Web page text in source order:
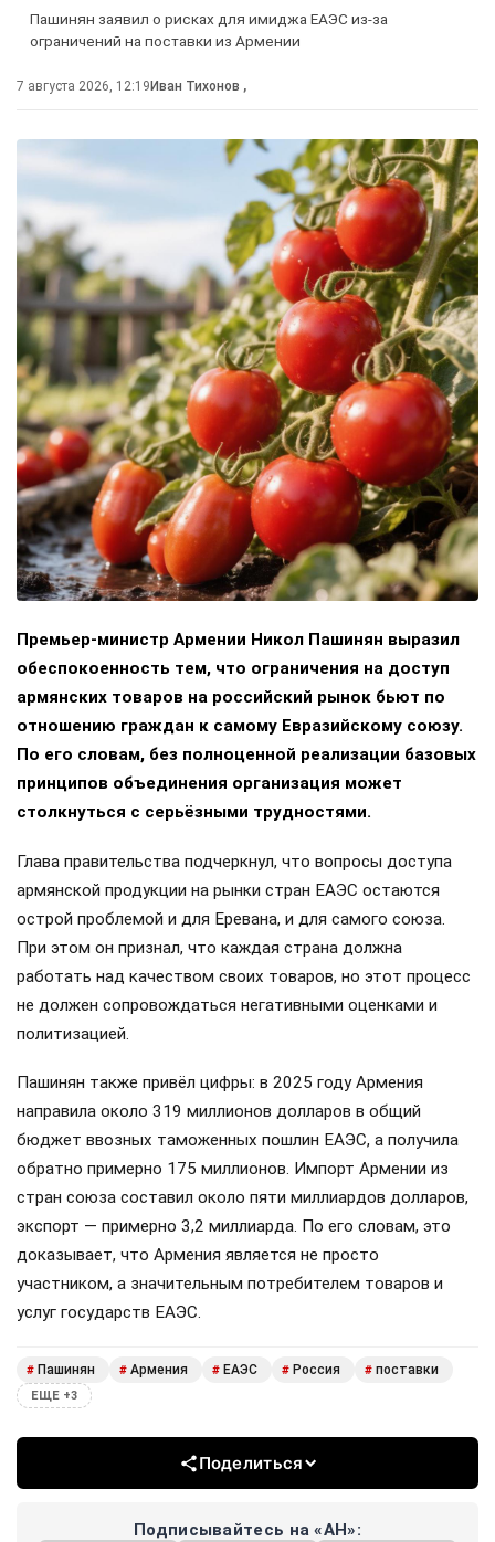
Пашинян заявил о рисках для имиджа ЕАЭС из-за
ограничений на поставки из Армении
7 августа 2026, 12:19 Иван Тихонов ,
Премьер-министр Армении Никол Пашинян выразил
обеспокоенность тем, что ограничения на доступ
армянских товаров на российский рынок бьют по
отношению граждан к самому Евразийскому союзу.
По его словам, без полноценной реализации базовых
принципов объединения организация может
столкнуться с серьёзными трудностями.
Глава правительства подчеркнул, что вопросы доступа
армянской продукции на рынки стран ЕАЭС остаются
острой проблемой и для Еревана, и для самого союза.
При этом он признал, что каждая страна должна
работать над качеством своих товаров, но этот процесс
не должен сопровождаться негативными оценками и
политизацией.
Пашинян также привёл цифры: в 2025 году Армения
направила около 319 миллионов долларов в общий
бюджет ввозных таможенных пошлин ЕАЭС, а получила
обратно примерно 175 миллионов. Импорт Армении из
стран союза составил около пяти миллиардов долларов,
экспорт — примерно 3,2 миллиарда. По его словам, это
доказывает, что Армения является не просто
участником, а значительным потребителем товаров и
услуг государств ЕАЭС.
# Пашинян # Армения # ЕАЭС # Россия # поставки
ЕЩЕ +3
Поделиться
Подписывайтесь на «АН»: